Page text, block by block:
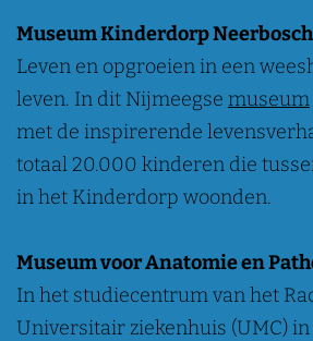
Museum Kinderdorp Neerbosch
Leven en opgroeien in een
leven. In dit Nijmeegse museum
met de inspirerende
totaal 20.000 kinderen die
in het Kinderdorp woonden.
Museum voor Anatomie en
In het studiecentrum van het
Universitair ziekenhuis (UMC)